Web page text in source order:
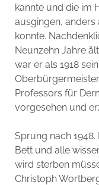
kannte und die im
ausgingen, anders
konnte.
Neunzehn Jahre
war er als 1918
Professors für
vorgesehen und
Sprung nach
Bett und alle
wird sterben
Christoph